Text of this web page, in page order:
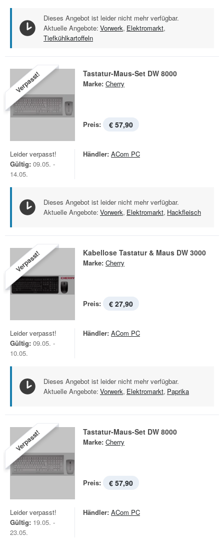
Dieses Angebot ist leider nicht mehr verfügbar.
Aktuelle Angebote: Vorwerk, Elektromarkt,
Tiefkühlkartoffeln
Verpasst! Tastatur-Maus-Set DW 8000
Marke: Cherry
Preis: € 57,90
Leider verpasst!
Gültig: 09.05. -
14.05.
Händler: ACom PC
Dieses Angebot ist leider nicht mehr verfügbar.
Aktuelle Angebote: Vorwerk, Elektromarkt, Hackfleisch
Verpasst! Kabellose Tastatur & Maus DW 3000
Marke: Cherry
Preis: € 27,90
Leider verpasst!
Gültig: 09.05. -
10.05.
Händler: ACom PC
Dieses Angebot ist leider nicht mehr verfügbar.
Aktuelle Angebote: Vorwerk, Elektromarkt, Paprika
Verpasst! Tastatur-Maus-Set DW 8000
Marke: Cherry
Preis: € 57,90
Leider verpasst!
Gültig: 19.05. -
23.05.
Händler: ACom PC